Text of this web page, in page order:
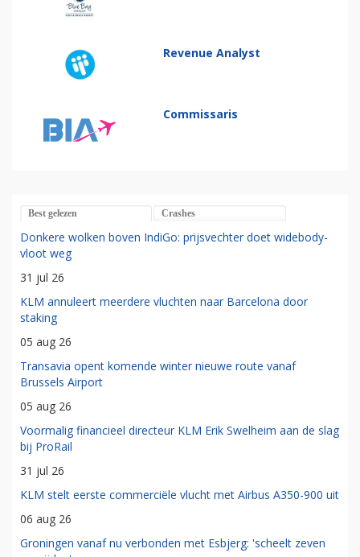
Revenue Analyst
Commissaris
Best gelezen Crashes
Donkere wolken boven IndiGo: prijsvechter doet widebody-
vloot weg
31 jul 26
KLM annuleert meerdere vluchten naar Barcelona door
staking
05 aug 26
Transavia opent komende winter nieuwe route vanaf
Brussels Airport
05 aug 26
Voormalig financieel directeur KLM Erik Swelheim aan de slag
bij ProRail
31 jul 26
KLM stelt eerste commerciële vlucht met Airbus A350-900 uit
06 aug 26
Groningen vanaf nu verbonden met Esbjerg: 'scheelt zeven